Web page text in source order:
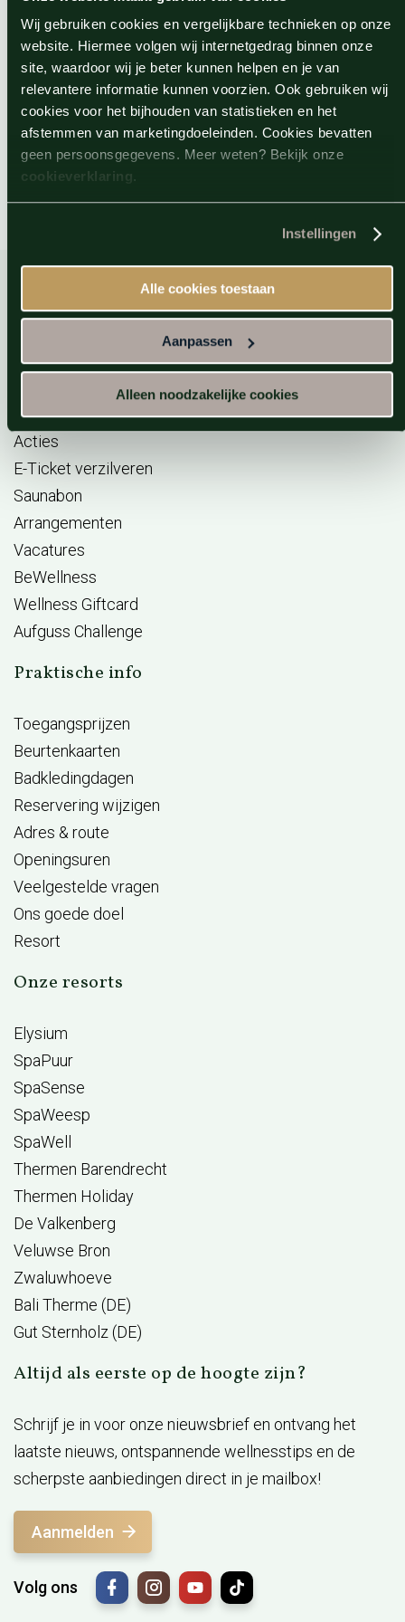
Wij gebruiken cookies en vergelijkbare technieken op onze
website. Hiermee volgen wij internetgedrag binnen onze
site, waardoor wij je beter kunnen helpen en je van
relevantere informatie kunnen voorzien. Ook gebruiken wij
cookies voor het bijhouden van statistieken en het
afstemmen van marketingdoeleinden. Cookies bevatten
geen persoonsgegevens. Meer weten? Bekijk onze
cookieverklaring.
Instellingen
Alle cookies toestaan
Aanpassen
Alleen noodzakelijke cookies
een intens rustgevende ervaring. De warmte helpt spanning
in het lichaam te verlichten, terwijl de zintuiglijke sensaties
de geest kalmeren.
Deze harmonieuze combinatie creëert een gevoel van
diepe ontspanning, waardoor de Zhejiang beleving niet
alleen bijzonder, maar ook werkelijk onvergetelijk wordt.
Reserveren
Acties
E-Ticket verzilveren
Saunabon
Arrangementen
Vacatures
BeWellness
Wellness Giftcard
Aufguss Challenge
Praktische info
Toegangsprijzen
Beurtenkaarten
Badkledingdagen
Reservering wijzigen
Adres & route
Openingsuren
Veelgestelde vragen
Ons goede doel
Resort
Onze resorts
Elysium
SpaPuur
SpaSense
SpaWeesp
SpaWell
Thermen Barendrecht
Thermen Holiday
De Valkenberg
Veluwse Bron
Zwaluwhoeve
Bali Therme (DE)
Gut Sternholz (DE)
Altijd als eerste op de hoogte zijn?
Schrijf je in voor onze nieuwsbrief en ontvang het
laatste nieuws, ontspannende wellnesstips en de
scherpste aanbiedingen direct in je mailbox!
Aanmelden
Volg ons